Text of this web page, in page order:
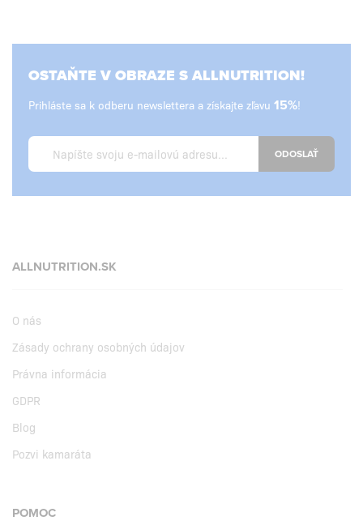
OSTAŇTE V OBRAZE S ALLNUTRITION!
Prihláste sa k odberu newslettera a získajte zľavu 15%!
ODOSLAŤ
ALLNUTRITION.SK
O nás
Zásady ochrany osobných údajov
Právna informácia
GDPR
Blog
Pozvi kamaráta
POMOC